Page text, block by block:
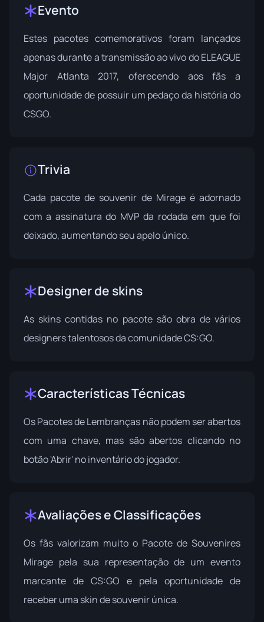
Evento
Estes pacotes comemorativos foram lançados
apenas durante a transmissão ao vivo doELEAGUE
Major Atlanta 2017, oferecendo aos fãs a
oportunidade de possuir um pedaço da história do
CSGO.
Trivia
Cada pacote de souvenir de Mirage é adornado
com a assinatura do MVP da rodada em que foi
deixado, aumentando seu apelo único.
Designer de skins
As skins contidas no pacote são obra de vários
designers talentosos da comunidade CS:GO.
Características Técnicas
Os Pacotes de Lembranças não podem ser abertos
com uma chave, mas são abertos clicando no
botão 'Abrir' no inventário do jogador.
Avaliações e Classificações
Os fãs valorizam muito o Pacote de Souvenires
Mirage pela sua representação de um evento
marcante de CS:GO e pela oportunidade de
receber uma skin de souvenir única.